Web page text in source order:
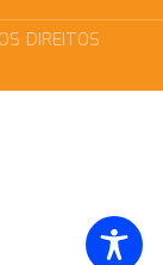
DIREITOS